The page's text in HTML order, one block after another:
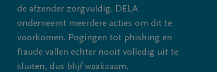
de afzender zorgvuldig. DELA
onderneemt meerdere acties om dit te
voorkomen. Pogingen tot phishing en
fraude vallen echter nooit volledig uit te
sluiten, dus blijf waakzaam.